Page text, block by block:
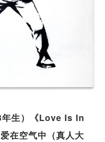
生）《Love Is In
在空气中（真人大